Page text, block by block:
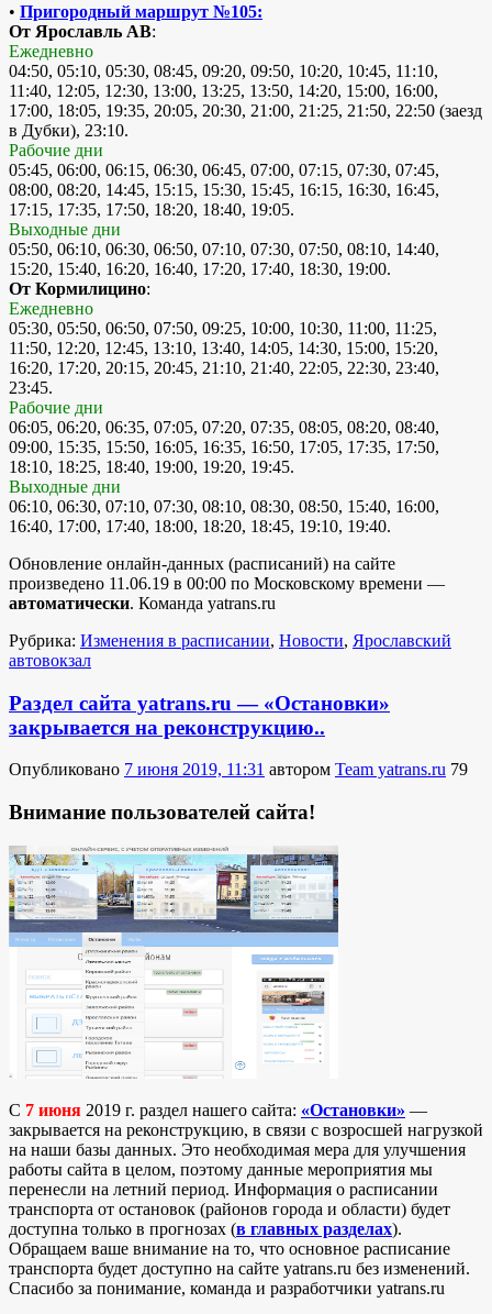
• Пригородный маршрут №105:
От Ярославль АВ:
Ежедневно
04:50, 05:10, 05:30, 08:45, 09:20, 09:50, 10:20, 10:45, 11:10,
11:40, 12:05, 12:30, 13:00, 13:25, 13:50, 14:20, 15:00, 16:00,
17:00, 18:05, 19:35, 20:05, 20:30, 21:00, 21:25, 21:50, 22:50 (заезд
в Дубки), 23:10.
Рабочие дни
05:45, 06:00, 06:15, 06:30, 06:45, 07:00, 07:15, 07:30, 07:45,
08:00, 08:20, 14:45, 15:15, 15:30, 15:45, 16:15, 16:30, 16:45,
17:15, 17:35, 17:50, 18:20, 18:40, 19:05.
Выходные дни
05:50, 06:10, 06:30, 06:50, 07:10, 07:30, 07:50, 08:10, 14:40,
15:20, 15:40, 16:20, 16:40, 17:20, 17:40, 18:30, 19:00.
От Кормилицино:
Ежедневно
05:30, 05:50, 06:50, 07:50, 09:25, 10:00, 10:30, 11:00, 11:25,
11:50, 12:20, 12:45, 13:10, 13:40, 14:05, 14:30, 15:00, 15:20,
16:20, 17:20, 20:15, 20:45, 21:10, 21:40, 22:05, 22:30, 23:40,
23:45.
Рабочие дни
06:05, 06:20, 06:35, 07:05, 07:20, 07:35, 08:05, 08:20, 08:40,
09:00, 15:35, 15:50, 16:05, 16:35, 16:50, 17:05, 17:35, 17:50,
18:10, 18:25, 18:40, 19:00, 19:20, 19:45.
Выходные дни
06:10, 06:30, 07:10, 07:30, 08:10, 08:30, 08:50, 15:40, 16:00,
16:40, 17:00, 17:40, 18:00, 18:20, 18:45, 19:10, 19:40.
Обновление онлайн-данных (расписаний) на сайте
произведено 11.06.19 в 00:00 по Московскому времени —
автоматически. Команда yatrans.ru
Рубрика: Изменения в расписании, Новости, Ярославский
автовокзал
Раздел сайта yatrans.ru — «Остановки»
закрывается на реконструкцию..
Опубликовано 7 июня 2019, 11:31 автором Team yatrans.ru 79
Внимание пользователей сайта!
С 7 июня 2019 г. раздел нашего сайта: «Остановки» —
закрывается на реконструкцию, в связи с возросшей нагрузкой
на наши базы данных. Это необходимая мера для улучшения
работы сайта в целом, поэтому данные мероприятия мы
перенесли на летний период. Информация о расписании
транспорта от остановок (районов города и области) будет
доступна только в прогнозах (в главных разделах).
Обращаем ваше внимание на то, что основное расписание
транспорта будет доступно на сайте yatrans.ru без изменений.
Спасибо за понимание, команда и разработчики yatrans.ru